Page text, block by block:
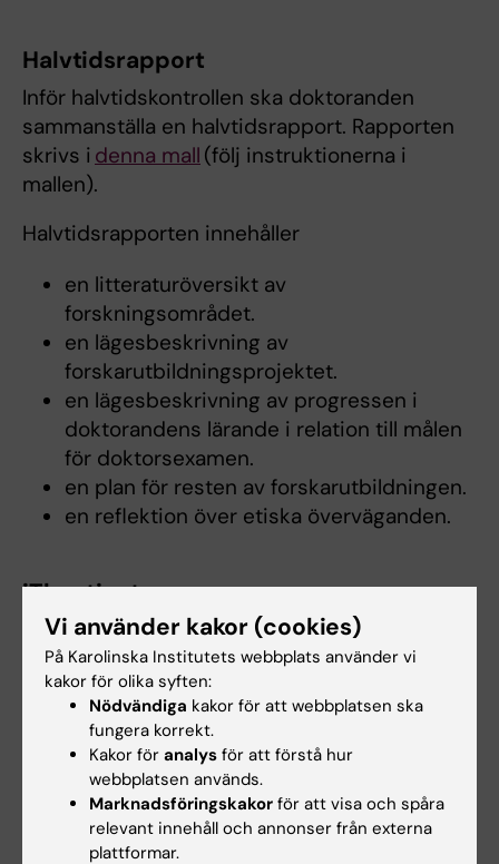
Halvtidsrapport
Inför halvtidskontrollen ska doktoranden
sammanställa en halvtidsrapport. Rapporten
skrivs i denna mall (följ instruktionerna i
mallen).
Halvtidsrapporten innehåller
en litteraturöversikt av
forskningsområdet.
en lägesbeskrivning av
forskarutbildningsprojektet.
en lägesbeskrivning av progressen i
doktorandens lärande i relation till målen
för doktorsexamen.
en plan för resten av forskarutbildningen.
en reflektion över etiska överväganden.
iThenticate
Doktoranderna ska köra litteraturöversikten,
dvs. den som ingår i halvtidsrapporten,
antiplagieringsverktyget iThenticate
rapport som systemet genererar ska ligga till
grund för en diskussion mellan doktorand och
handledare rörande vetenskapligt skrivande,
inklusive källhantering, plagiat, självplagiat och
upphovsrätt. Observera att denna diskussion
Vi använder kakor (cookies)
På Karolinska Institutets webbplats använder vi
kakor för olika syften:
Nödvändiga kakor för att webbplatsen ska
fungera korrekt.
Kakor för analys för att förstå hur
webbplatsen används.
Marknadsföringskakor för att visa och spåra
relevant innehåll och annonser från externa
plattformar.